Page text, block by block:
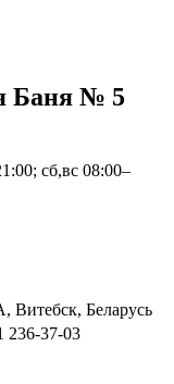
Баня № 5
сб,вс 08:00–
Витебск, Беларусь
236-37-03